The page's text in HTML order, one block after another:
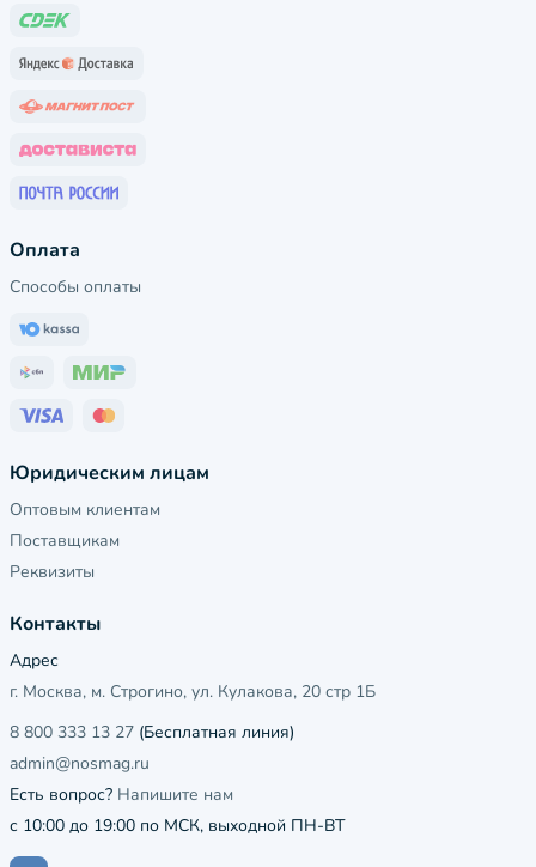
Оплата
Способы оплаты
Юридическим лицам
Оптовым клиентам
Поставщикам
Реквизиты
Контакты
Адрес
г. Москва, м. Строгино, ул. Кулакова, 20 стр 1Б
8 800 333 13 27 (Бесплатная линия)
admin@nosmag.ru
Есть вопрос? Напишите нам
с 10:00 до 19:00 по МСК, выходной ПН-ВТ